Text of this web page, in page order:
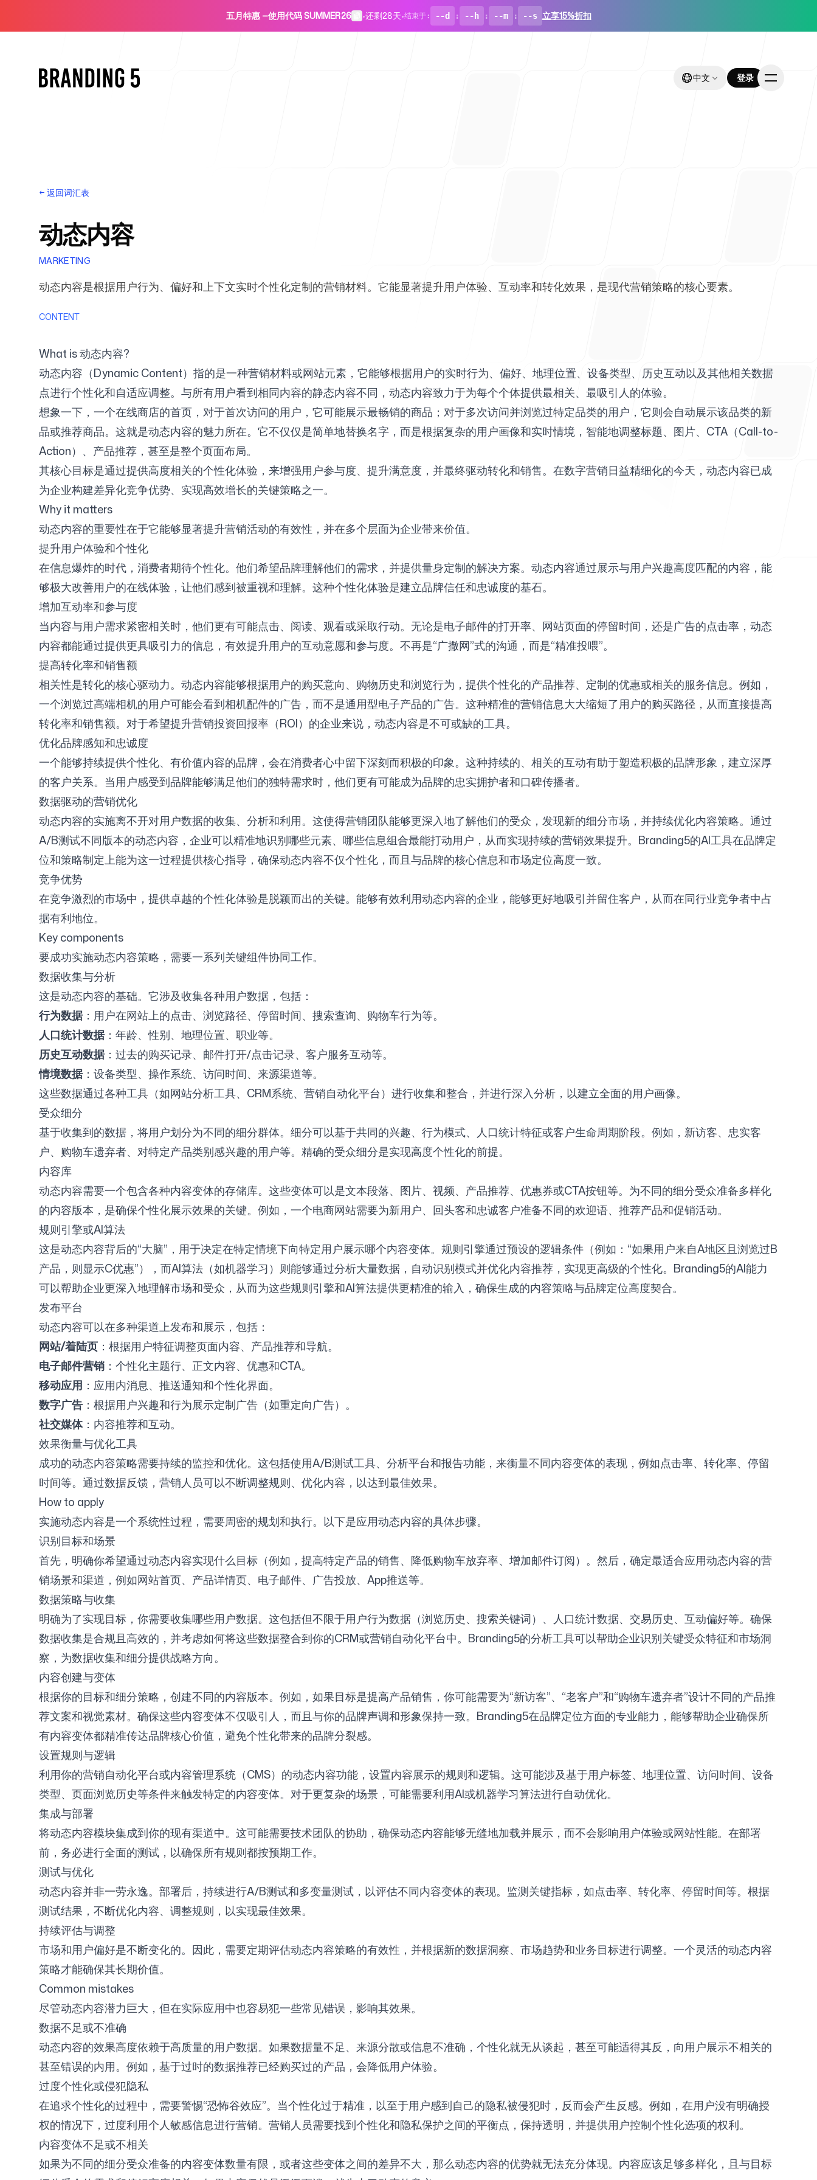
五月特惠—使用代码 SUMMER26 •还剩28天•结束于: --d : --h : --m : --s 立享15%折扣
中文 登录
中文 登录
面向代理机构
免费工具 常见问题
联系我们
登录 注册 关注我们
← 返回词汇表
动态内容
MARKETING
动态内容是根据用户行为、偏好和上下文实时个性化定制的营销材料。它能显著提升用户体验、互动率和转化效果，是现代营销策略的核心要素。
CONTENT
What is 动态内容?
动态内容（Dynamic Content）指的是一种营销材料或网站元素，它能够根据用户的实时行为、偏好、地理位置、设备类型、历史互动以及其他相关数据
点进行个性化和自适应调整。与所有用户看到相同内容的静态内容不同，动态内容致力于为每个个体提供最相关、最吸引人的体验。
想象一下，一个在线商店的首页，对于首次访问的用户，它可能展示最畅销的商品；对于多次访问并浏览过特定品类的用户，它则会自动展示该品类的新
品或推荐商品。这就是动态内容的魅力所在。它不仅仅是简单地替换名字，而是根据复杂的用户画像和实时情境，智能地调整标题、图片、CTA（Call-to-
Action）、产品推荐，甚至是整个页面布局。
其核心目标是通过提供高度相关的个性化体验，来增强用户参与度、提升满意度，并最终驱动转化和销售。在数字营销日益精细化的今天，动态内容已成
为企业构建差异化竞争优势、实现高效增长的关键策略之一。
Why it matters
动态内容的重要性在于它能够显著提升营销活动的有效性，并在多个层面为企业带来价值。
提升用户体验和个性化
在信息爆炸的时代，消费者期待个性化。他们希望品牌理解他们的需求，并提供量身定制的解决方案。动态内容通过展示与用户兴趣高度匹配的内容，能
够极大改善用户的在线体验，让他们感到被重视和理解。这种个性化体验是建立品牌信任和忠诚度的基石。
增加互动率和参与度
当内容与用户需求紧密相关时，他们更有可能点击、阅读、观看或采取行动。无论是电子邮件的打开率、网站页面的停留时间，还是广告的点击率，动态
内容都能通过提供更具吸引力的信息，有效提升用户的互动意愿和参与度。不再是“广撒网”式的沟通，而是“精准投喂”。
提高转化率和销售额
相关性是转化的核心驱动力。动态内容能够根据用户的购买意向、购物历史和浏览行为，提供个性化的产品推荐、定制的优惠或相关的服务信息。例如，
一个浏览过高端相机的用户可能会看到相机配件的广告，而不是通用型电子产品的广告。这种精准的营销信息大大缩短了用户的购买路径，从而直接提高
转化率和销售额。对于希望提升营销投资回报率（ROI）的企业来说，动态内容是不可或缺的工具。
优化品牌感知和忠诚度
一个能够持续提供个性化、有价值内容的品牌，会在消费者心中留下深刻而积极的印象。这种持续的、相关的互动有助于塑造积极的品牌形象，建立深厚
的客户关系。当用户感受到品牌能够满足他们的独特需求时，他们更有可能成为品牌的忠实拥护者和口碑传播者。
数据驱动的营销优化
动态内容的实施离不开对用户数据的收集、分析和利用。这使得营销团队能够更深入地了解他们的受众，发现新的细分市场，并持续优化内容策略。通过
A/B测试不同版本的动态内容，企业可以精准地识别哪些元素、哪些信息组合最能打动用户，从而实现持续的营销效果提升。Branding5的AI工具在品牌定
位和策略制定上能为这一过程提供核心指导，确保动态内容不仅个性化，而且与品牌的核心信息和市场定位高度一致。
竞争优势
在竞争激烈的市场中，提供卓越的个性化体验是脱颖而出的关键。能够有效利用动态内容的企业，能够更好地吸引并留住客户，从而在同行业竞争者中占
据有利地位。
Key components
要成功实施动态内容策略，需要一系列关键组件协同工作。
数据收集与分析
这是动态内容的基础。它涉及收集各种用户数据，包括：
行为数据：用户在网站上的点击、浏览路径、停留时间、搜索查询、购物车行为等。
人口统计数据：年龄、性别、地理位置、职业等。
历史互动数据：过去的购买记录、邮件打开/点击记录、客户服务互动等。
情境数据：设备类型、操作系统、访问时间、来源渠道等。
这些数据通过各种工具（如网站分析工具、CRM系统、营销自动化平台）进行收集和整合，并进行深入分析，以建立全面的用户画像。
受众细分
基于收集到的数据，将用户划分为不同的细分群体。细分可以基于共同的兴趣、行为模式、人口统计特征或客户生命周期阶段。例如，新访客、忠实客
户、购物车遗弃者、对特定产品类别感兴趣的用户等。精确的受众细分是实现高度个性化的前提。
内容库
动态内容需要一个包含各种内容变体的存储库。这些变体可以是文本段落、图片、视频、产品推荐、优惠券或CTA按钮等。为不同的细分受众准备多样化
的内容版本，是确保个性化展示效果的关键。例如，一个电商网站需要为新用户、回头客和忠诚客户准备不同的欢迎语、推荐产品和促销活动。
规则引擎或AI算法
这是动态内容背后的“大脑”，用于决定在特定情境下向特定用户展示哪个内容变体。规则引擎通过预设的逻辑条件（例如：“如果用户来自A地区且浏览过B
产品，则显示C优惠”），而AI算法（如机器学习）则能够通过分析大量数据，自动识别模式并优化内容推荐，实现更高级的个性化。Branding5的AI能力
可以帮助企业更深入地理解市场和受众，从而为这些规则引擎和AI算法提供更精准的输入，确保生成的内容策略与品牌定位高度契合。
发布平台
动态内容可以在多种渠道上发布和展示，包括：
网站/着陆页 ：根据用户特征调整页面内容、产品推荐和导航。
电子邮件营销 ：个性化主题行、正文内容、优惠和CTA。
移动应用 ：应用内消息、推送通知和个性化界面。
数字广告 ：根据用户兴趣和行为展示定制广告（如重定向广告）。
社交媒体：内容推荐和互动。
效果衡量与优化工具
成功的动态内容策略需要持续的监控和优化。这包括使用A/B测试工具、分析平台和报告功能，来衡量不同内容变体的表现，例如点击率、转化率、停留
时间等。通过数据反馈，营销人员可以不断调整规则、优化内容，以达到最佳效果。
How to apply
实施动态内容是一个系统性过程，需要周密的规划和执行。以下是应用动态内容的具体步骤。
识别目标和场景
首先，明确你希望通过动态内容实现什么目标（例如，提高特定产品的销售、降低购物车放弃率、增加邮件订阅）。然后，确定最适合应用动态内容的营
销场景和渠道，例如网站首页、产品详情页、电子邮件、广告投放、App推送等。
数据策略与收集
明确为了实现目标，你需要收集哪些用户数据。这包括但不限于用户行为数据（浏览历史、搜索关键词）、人口统计数据、交易历史、互动偏好等。确保
数据收集是合规且高效的，并考虑如何将这些数据整合到你的CRM或营销自动化平台中。Branding5的分析工具可以帮助企业识别关键受众特征和市场洞
察，为数据收集和细分提供战略方向。
内容创建与变体
根据你的目标和细分策略，创建不同的内容版本。例如，如果目标是提高产品销售，你可能需要为“新访客”、“老客户”和“购物车遗弃者”设计不同的产品推
荐文案和视觉素材。确保这些内容变体不仅吸引人，而且与你的品牌声调和形象保持一致。Branding5在品牌定位方面的专业能力，能够帮助企业确保所
有内容变体都精准传达品牌核心价值，避免个性化带来的品牌分裂感。
设置规则与逻辑
利用你的营销自动化平台或内容管理系统（CMS）的动态内容功能，设置内容展示的规则和逻辑。这可能涉及基于用户标签、地理位置、访问时间、设备
类型、页面浏览历史等条件来触发特定的内容变体。对于更复杂的场景，可能需要利用AI或机器学习算法进行自动优化。
集成与部署
将动态内容模块集成到你的现有渠道中。这可能需要技术团队的协助，确保动态内容能够无缝地加载并展示，而不会影响用户体验或网站性能。在部署
前，务必进行全面的测试，以确保所有规则都按预期工作。
测试与优化
动态内容并非一劳永逸。部署后，持续进行A/B测试和多变量测试，以评估不同内容变体的表现。监测关键指标，如点击率、转化率、停留时间等。根据
测试结果，不断优化内容、调整规则，以实现最佳效果。
持续评估与调整
市场和用户偏好是不断变化的。因此，需要定期评估动态内容策略的有效性，并根据新的数据洞察、市场趋势和业务目标进行调整。一个灵活的动态内容
策略才能确保其长期价值。
Common mistakes
尽管动态内容潜力巨大，但在实际应用中也容易犯一些常见错误，影响其效果。
数据不足或不准确
动态内容的效果高度依赖于高质量的用户数据。如果数据量不足、来源分散或信息不准确，个性化就无从谈起，甚至可能适得其反，向用户展示不相关的
甚至错误的内用。例如，基于过时的数据推荐已经购买过的产品，会降低用户体验。
过度个性化或侵犯隐私
在追求个性化的过程中，需要警惕“恐怖谷效应”。当个性化过于精准，以至于用户感到自己的隐私被侵犯时，反而会产生反感。例如，在用户没有明确授
权的情况下，过度利用个人敏感信息进行营销。营销人员需要找到个性化和隐私保护之间的平衡点，保持透明，并提供用户控制个性化选项的权利。
内容变体不足或不相关
如果为不同的细分受众准备的内容变体数量有限，或者这些变体之间的差异不大，那么动态内容的优势就无法充分体现。内容应该足够多样化，且与目标